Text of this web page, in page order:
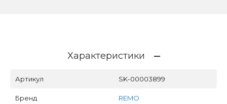
Характеристики
Артикул SK-00003899
Бренд REMO